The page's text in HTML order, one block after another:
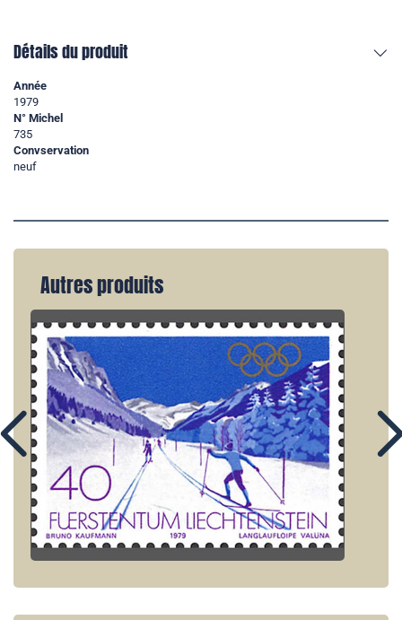
Détails du produit
Année
1979
N° Michel
735
Convservation
neuf
Autres produits